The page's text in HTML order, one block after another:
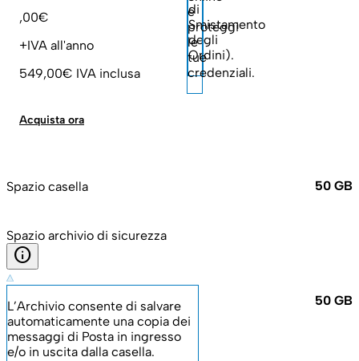
di
Smistamento
degli
Ordini).
e
proteggi
le
tue
credenziali.
,00€
+IVA all'anno
549,00€ IVA inclusa
Acquista ora
Spazio casella 50 GB
Spazio archivio di sicurezza
info
L’Archivio consente di salvare
automaticamente una copia dei
messaggi di Posta in ingresso
e/o in uscita dalla casella.
50 GB